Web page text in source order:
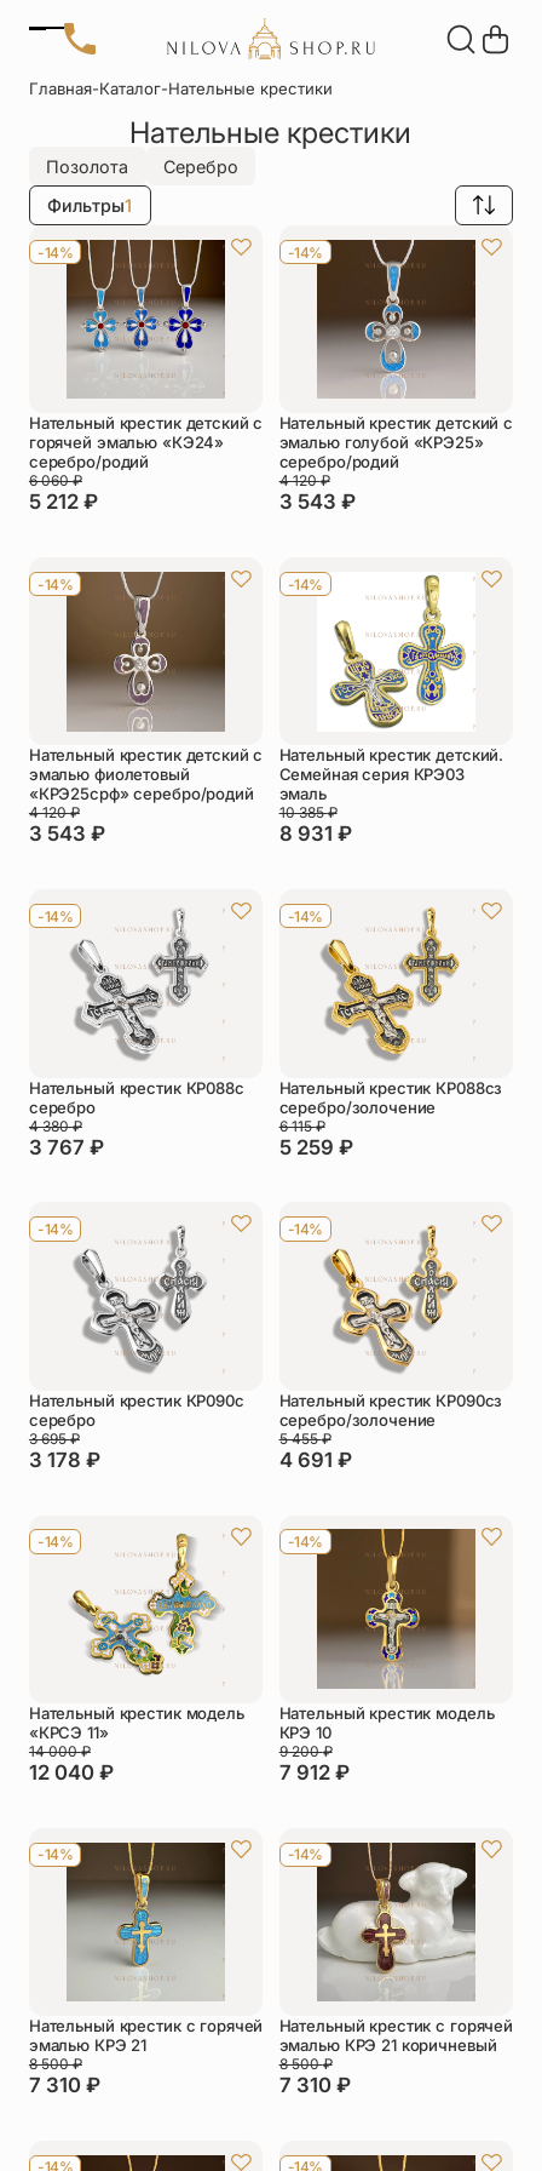
Позвонить
+7 (906) 655-37-20
Автомобильные
иконы
Браслеты
Детские
крестики
Кольца
Настольные
Нательные
крестики
Нательные
Образки
именные
Подвески
Складни
Статуэтки
Упаковка
Цепи
Шнурки на
Другое
Статьи
Главная-Каталог-Нательные крестики
Нательные крестики
Фильтры1
Позолота Серебро
-14%
Нательный крестик детский с
горячей эмалью «КЭ24»
серебро/родий
5 212 ₽
6 060₽
-14%
Нательный крестик детский с
эмалью голубой «КРЭ25»
серебро/родий
3 543 ₽
4 120₽
-14%
Нательный крестик детский с
эмалью фиолетовый
«КРЭ25срф» серебро/родий
3 543 ₽
4 120₽
-14%
Нательный крестик детский.
Семейная серия КРЭ03
эмаль
8 931 ₽
10 385₽
-14%
Нательный крестик КР088с
серебро
3 767 ₽
4 380₽
-14%
Нательный крестик КР088сз
серебро/золочение
5 259 ₽
6 115₽
-14%
Нательный крестик КР090с
серебро
3 178 ₽
3 695₽
-14%
Нательный крестик КР090сз
серебро/золочение
4 691 ₽
5 455₽
-14%
Нательный крестик модель
«КРСЭ 11»
12 040 ₽
14 000₽
-14%
Нательный крестик модель
КРЭ 10
7 912 ₽
9 200₽
-14%
Нательный крестик с горячей
эмалью КРЭ 21
7 310 ₽
8 500₽
-14%
Нательный крестик с горячей
эмалью КРЭ 21 коричневый
7 310 ₽
8 500₽
-14% -14%